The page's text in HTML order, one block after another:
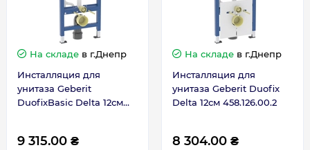
Соединительное колено с PE-HD, ø 50 мм
Уплотнение ø 44/40 мм
На складе в г.Днепр
Инсталляция для
унитаза Geberit
DuofixBasic Delta 12см
9 315.00 ₴
На складе в г.Днепр
Инсталляция для
унитаза Geberit Duofix
Delta 12см 458.126.00.2
8 304.00 ₴